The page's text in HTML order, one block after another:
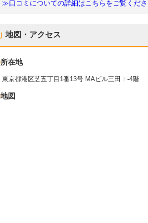
≫口コミについての詳細はこちらをご覧くだ
地図・アクセス
所在地
東京都港区芝五丁目1番13号 MAビル三田Ⅱ-4階
地図